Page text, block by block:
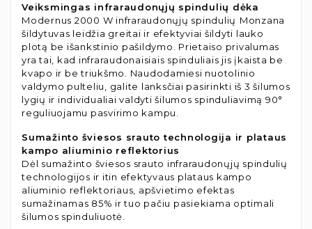
Veiksmingas infraraudonųjų spindulių dėka
Modernus 2000 W infraraudonųjų spindulių Monzana
šildytuvas leidžia greitai ir efektyviai šildyti lauko
plotą be išankstinio pašildymo. Prietaiso privalumas
yra tai, kad infraraudonaisiais spinduliais jis įkaista be
kvapo ir be triukšmo. Naudodamiesi nuotolinio
valdymo pulteliu, galite lanksčiai pasirinkti iš 3 šilumos
lygių ir individualiai valdyti šilumos spinduliavimą 90°
reguliuojamu pasvirimo kampu.
Sumažinto šviesos srauto technologija ir plataus
kampo aliuminio reflektorius
Dėl sumažinto šviesos srauto infraraudonųjų spindulių
technologijos ir itin efektyvaus plataus kampo
aliuminio reflektoriaus, apšvietimo efektas
sumažinamas 85% ir tuo pačiu pasiekiama optimali
šilumos spinduliuotė.